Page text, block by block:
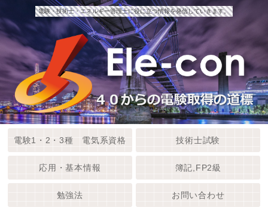
電験・技術士・エネルギー管理士に役に立つ情報を発信していきます。
電験1・2・3種 電気系資格 技術士試験
応用・基本情報 簿記,FP2級
勉強法 お問い合わせ